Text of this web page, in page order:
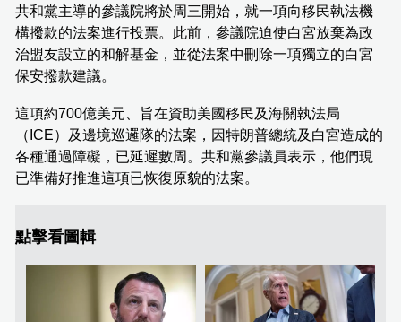
共和黨主導的參議院將於周三開始，就一項向移民執法機
構撥款的法案進行投票。此前，參議院迫使白宮放棄為政
治盟友設立的和解基金，並從法案中刪除一項獨立的白宮
保安撥款建議。
這項約700億美元、旨在資助美國移民及海關執法局
（ICE）及邊境巡邏隊的法案，因特朗普總統及白宮造成的
各種通過障礙，已延遲數周。共和黨參議員表示，他們現
已準備好推進這項已恢復原貌的法案。
點擊看圖輯